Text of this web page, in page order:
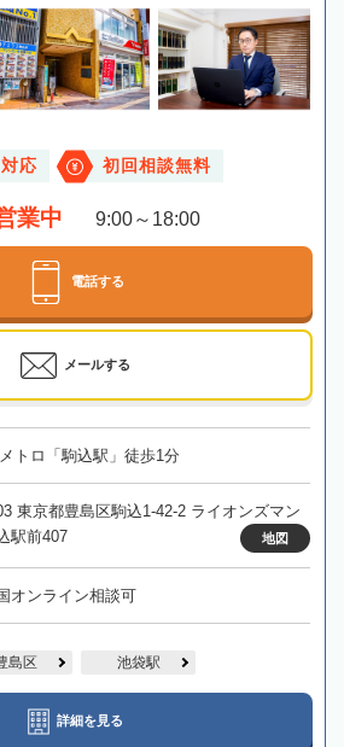
応 初回相談無料
業中 9:00～18:00
電話する
メールする
トロ「駒込駅」徒歩1分
東京都豊島区駒込1-42-2 ライオンズマン
駅前407
地図
オンライン相談可
島区 池袋駅
詳細を見る